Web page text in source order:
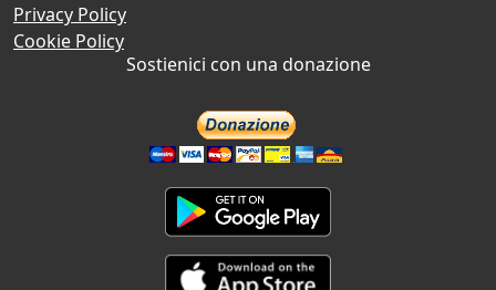
Privacy Policy
Cookie Policy
Sostienici con una donazione